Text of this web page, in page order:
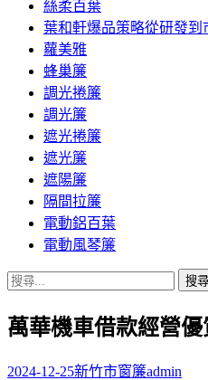
絲柔百葉
葉和軒爆品策略從研發
蘿美雅
蜂巢簾
調光捲簾
調光簾
遮光捲簾
遮光簾
遮陽簾
隔間拉簾
電動鋁百葉
電動風琴簾
搜
關
字:
萬華機車借款經營
2024-12-25新竹市窗簾admin